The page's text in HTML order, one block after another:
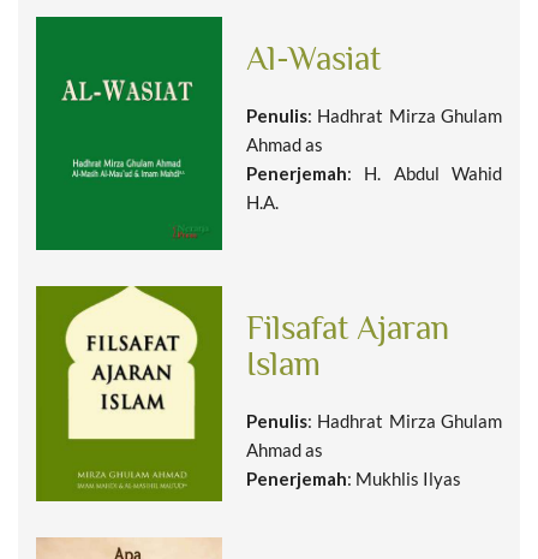
Al-Wasiat
Penulis: Hadhrat Mirza Ghulam
Ahmad as
Penerjemah: H. Abdul Wahid
H.A.
Filsafat Ajaran
Islam
Penulis: Hadhrat Mirza Ghulam
Ahmad as
Penerjemah: Mukhlis Ilyas